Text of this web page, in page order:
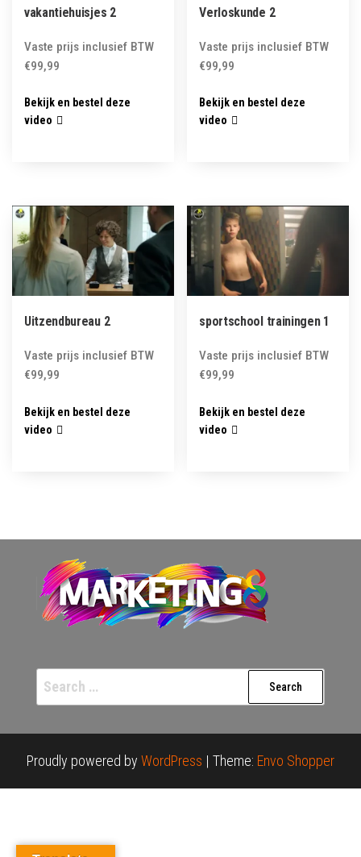
vakantiehuisjes 2
Vaste prijs inclusief BTW
€99,99
Bekijk en bestel deze
video
Verloskunde 2
Vaste prijs inclusief BTW
€99,99
Bekijk en bestel deze
video
Uitzendbureau 2
Vaste prijs inclusief BTW
€99,99
Bekijk en bestel deze
video
sportschool trainingen 1
Vaste prijs inclusief BTW
€99,99
Bekijk en bestel deze
video
Search
for:
Proudly powered by WordPress | Theme: Envo Shopper